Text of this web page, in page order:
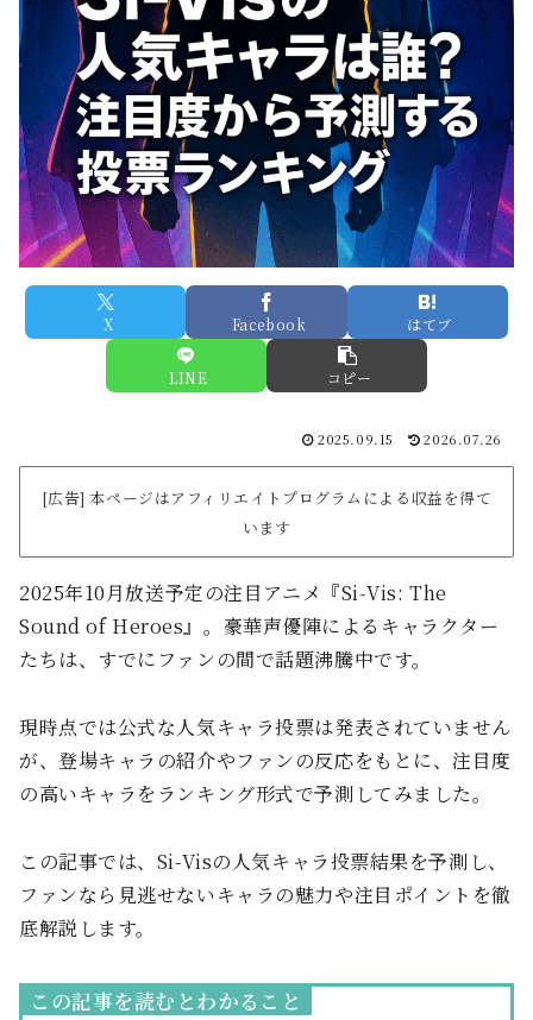
X Facebook はてブ
LINE コピー
2025.09.15 2026.07.26
[広告] 本ページはアフィリエイトプログラムによる収益を得て
います
2025年10月放送予定の注目アニメ『Si‑Vis: The
Sound of Heroes』。豪華声優陣によるキャラクター
たちは、すでにファンの間で話題沸騰中です。
現時点では公式な人気キャラ投票は発表されていません
が、登場キャラの紹介やファンの反応をもとに、注目度
の高いキャラをランキング形式で予測してみました。
この記事では、Si-Visの人気キャラ投票結果を予測し、
ファンなら見逃せないキャラの魅力や注目ポイントを徹
底解説します。
この記事を読むとわかること